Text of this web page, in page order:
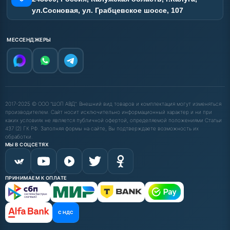
ул.Сосновая, ул. Грабцевское шоссе, 107
МЕССЕНДЖЕРЫ
2017-2025 © ООО "ШОП АВД". Внешний вид товаров и комплектация могут изменяться
производителем. Сайт носит исключительно информационный характер и ни при
каких условиях не является публичной офертой, определяемой положениями Статьи
437 (2) ГК РФ. Заполняя формы на сайте, Вы подтверждаете возможность их
обработки.
МЫ В СОЦСЕТЯХ
ПРИНИМАЕМ К ОПЛАТЕ
С НДС